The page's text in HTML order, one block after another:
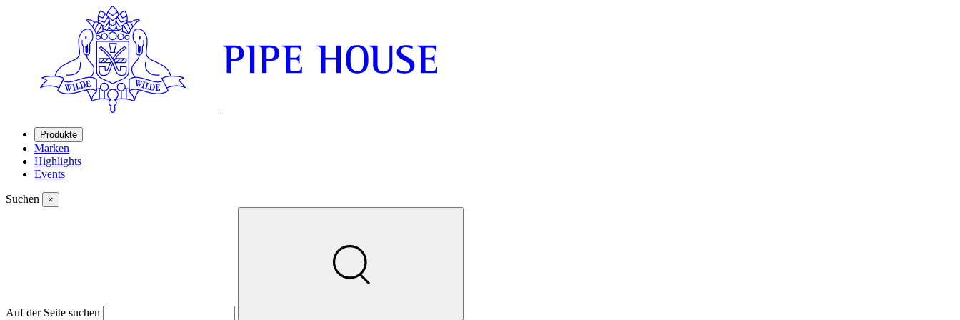
Produkte
Marken
Highlights
Events
Suchen ×
Auf der Seite suchen